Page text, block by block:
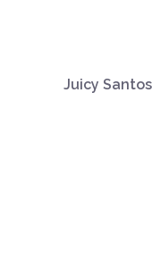
Juicy Santos